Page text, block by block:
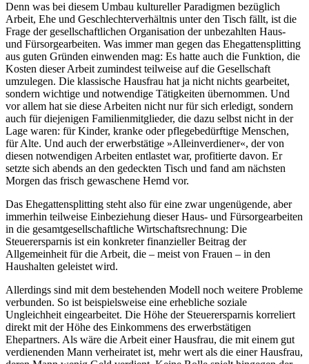
Denn was bei diesem Umbau kultureller Paradigmen bezüglich
Arbeit, Ehe und Geschlechterverhältnis unter den Tisch fällt, ist die
Frage der gesellschaftlichen Organisation der unbezahlten Haus-
und Fürsorgearbeiten. Was immer man gegen das Ehegattensplitting
aus guten Gründen einwenden mag: Es hatte auch die Funktion, die
Kosten dieser Arbeit zumindest teilweise auf die Gesellschaft
umzulegen. Die klassische Hausfrau hat ja nicht nichts gearbeitet,
sondern wichtige und notwendige Tätigkeiten übernommen. Und
vor allem hat sie diese Arbeiten nicht nur für sich erledigt, sondern
auch für diejenigen Familienmitglieder, die dazu selbst nicht in der
Lage waren: für Kinder, kranke oder pflegebedürftige Menschen,
für Alte. Und auch der erwerbstätige »Alleinverdiener«, der von
diesen notwendigen Arbeiten entlastet war, profitierte davon. Er
setzte sich abends an den gedeckten Tisch und fand am nächsten
Morgen das frisch gewaschene Hemd vor.
Das Ehegattensplitting steht also für eine zwar ungenügende, aber
immerhin teilweise Einbeziehung dieser Haus- und Fürsorgearbeiten
in die gesamtgesellschaftliche Wirtschaftsrechnung: Die
Steuerersparnis ist ein konkreter finanzieller Beitrag der
Allgemeinheit für die Arbeit, die – meist von Frauen – in den
Haushalten geleistet wird.
Allerdings sind mit dem bestehenden Modell noch weitere Probleme
verbunden. So ist beispielsweise eine erhebliche soziale
Ungleichheit eingearbeitet. Die Höhe der Steuerersparnis korreliert
direkt mit der Höhe des Einkommens des erwerbstätigen
Ehepartners. Als wäre die Arbeit einer Hausfrau, die mit einem gut
verdienenden Mann verheiratet ist, mehr wert als die einer Hausfrau,